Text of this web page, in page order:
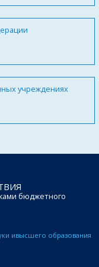
учреждениях
бюджетного
ивысшего образования